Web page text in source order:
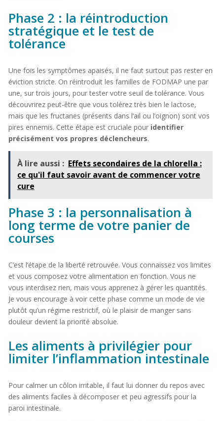
Phase 2 : la réintroduction
stratégique et le test de
tolérance
Une fois les symptômes apaisés, il ne faut surtout pas rester en
éviction stricte. On réintroduit les familles de FODMAP une par
une, sur trois jours, pour tester votre seuil de tolérance. Vous
découvrirez peut-être que vous tolérez très bien le lactose,
mais que les fructanes (présents dans l’ail ou l’oignon) sont vos
pires ennemis. Cette étape est cruciale pour identifier
précisément vos propres déclencheurs.
À lire aussi : Effets secondaires de la chlorella :
ce qu'il faut savoir avant de commencer votre
cure
Phase 3 : la personnalisation à
long terme de votre panier de
courses
C’est l’étape de la liberté retrouvée. Vous connaissez vos limites
et vous composez votre alimentation en fonction. Vous ne
vous interdisez rien, mais vous apprenez à gérer les quantités.
Je vous encourage à voir cette phase comme un mode de vie
plutôt qu’un régime restrictif, où le plaisir de manger sans
douleur devient la priorité absolue.
Les aliments à privilégier pour
limiter l’inflammation intestinale
Pour calmer un côlon irritable, il faut lui donner du repos avec
des aliments faciles à décomposer et peu agressifs pour la
paroi intestinale.